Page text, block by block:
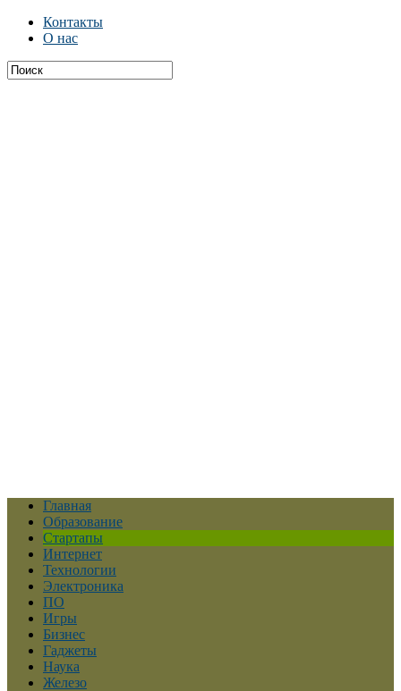
Контакты
О нас
Главная
Образование
Стартапы
Интернет
Технологии
Электроника
ПО
Игры
Бизнес
Гаджеты
Наука
Железо